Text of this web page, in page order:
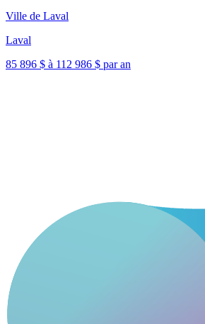
Ville de Laval
Laval
85 896 $ à 112 986 $ par an